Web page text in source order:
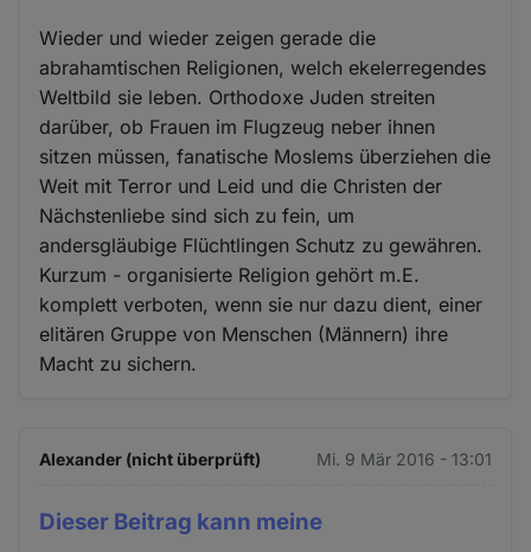
Wieder und wieder zeigen gerade die
abrahamtischen Religionen, welch ekelerregendes
Weltbild sie leben. Orthodoxe Juden streiten
darüber, ob Frauen im Flugzeug neber ihnen
sitzen müssen, fanatische Moslems überziehen die
Weit mit Terror und Leid und die Christen der
Nächstenliebe sind sich zu fein, um
andersgläubige Flüchtlingen Schutz zu gewähren.
Kurzum - organisierte Religion gehört m.E.
komplett verboten, wenn sie nur dazu dient, einer
elitären Gruppe von Menschen (Männern) ihre
Macht zu sichern.
Alexander (nicht überprüft) Mi. 9 Mär 2016 - 13:01
Dieser Beitrag kann meine